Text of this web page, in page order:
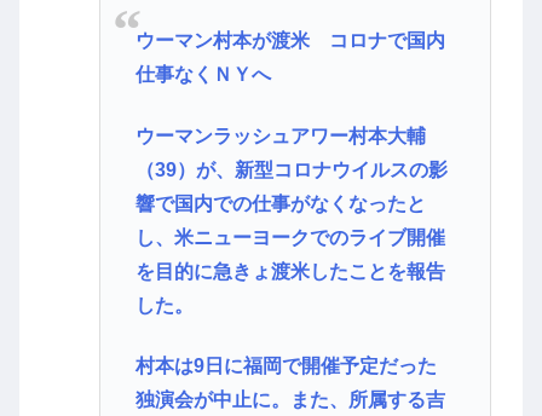
ウーマン村本が渡米 コロナで国内
仕事なくＮＹへ
ウーマンラッシュアワー村本大輔
（39）が、新型コロナウイルスの影
響で国内での仕事がなくなったと
し、米ニューヨークでのライブ開催
を目的に急きょ渡米したことを報告
した。
村本は9日に福岡で開催予定だった
独演会が中止に。また、所属する吉